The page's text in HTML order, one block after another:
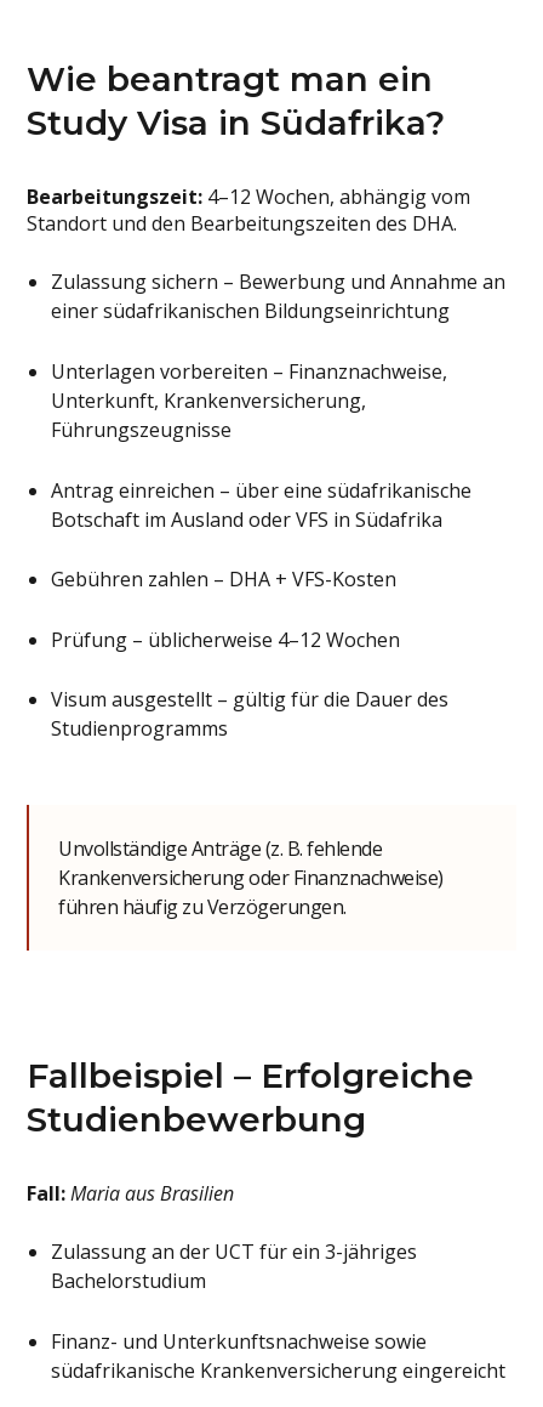
Wie beantragt man ein
Study Visa in Südafrika?
Bearbeitungszeit: 4–12 Wochen, abhängig vom
Standort und den Bearbeitungszeiten des DHA.
Zulassung sichern – Bewerbung und Annahme an
einer südafrikanischen Bildungseinrichtung
Unterlagen vorbereiten – Finanznachweise,
Unterkunft, Krankenversicherung,
Führungszeugnisse
Antrag einreichen – über eine südafrikanische
Botschaft im Ausland oder VFS in Südafrika
Gebühren zahlen – DHA + VFS-Kosten
Prüfung – üblicherweise 4–12 Wochen
Visum ausgestellt – gültig für die Dauer des
Studienprogramms
Unvollständige Anträge (z. B. fehlende
Krankenversicherung oder Finanznachweise)
führen häufig zu Verzögerungen.
Fallbeispiel – Erfolgreiche
Studienbewerbung
Fall:Maria aus Brasilien
Zulassung an der UCT für ein 3-jähriges
Bachelorstudium
Finanz- und Unterkunftsnachweise sowie
südafrikanische Krankenversicherung eingereicht